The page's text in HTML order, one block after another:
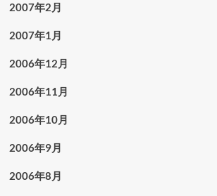
2007年2月
2007年1月
2006年12月
2006年11月
2006年10月
2006年9月
2006年8月